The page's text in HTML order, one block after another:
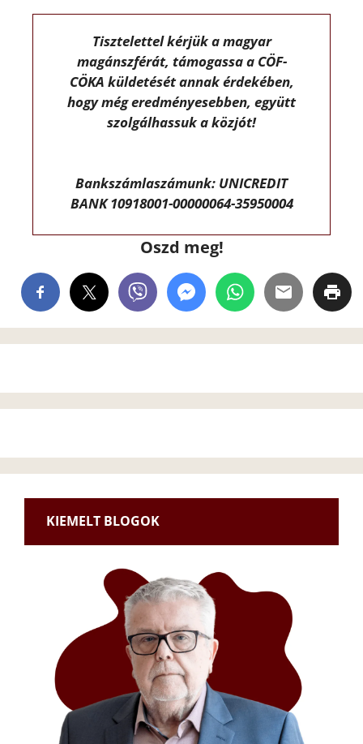
Tisztelettel kérjük a magyar
magánszférát, támogassa a CÖF-
CÖKA küldetését annak érdekében,
hogy még eredményesebben, együtt
szolgálhassuk a közjót!
Bankszámlaszámunk: UNICREDIT
BANK 10918001-00000064-35950004
Oszd meg!
KIEMELT BLOGOK